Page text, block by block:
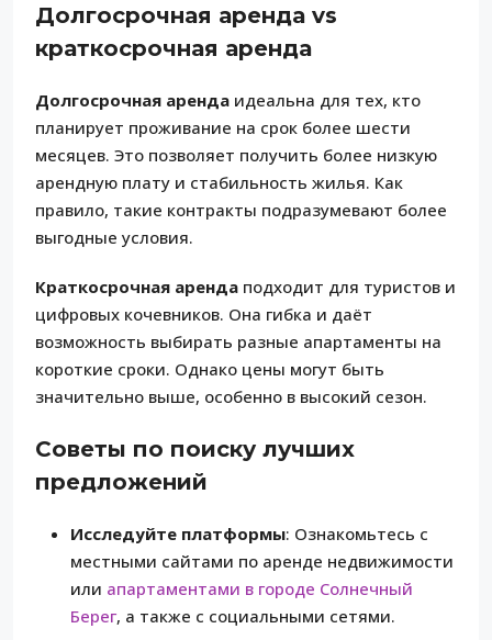
Долгосрочная аренда vs
краткосрочная аренда
Долгосрочная аренда идеальна для тех, кто
планирует проживание на срок более шести
месяцев. Это позволяет получить более низкую
арендную плату и стабильность жилья. Как
правило, такие контракты подразумевают более
выгодные условия.
Краткосрочная аренда подходит для туристов и
цифровых кочевников. Она гибка и даёт
возможность выбирать разные апартаменты на
короткие сроки. Однако цены могут быть
значительно выше, особенно в высокий сезон.
Советы по поиску лучших
предложений
Исследуйте платформы: Ознакомьтесь с
местными сайтами по аренде недвижимости
или апартаментами в городе Солнечный
Берег, а также с социальными сетями.